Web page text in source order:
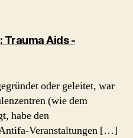
Trauma Aids -
oder geleitet, war
(wie dem
habe den
Veranstaltungen […]